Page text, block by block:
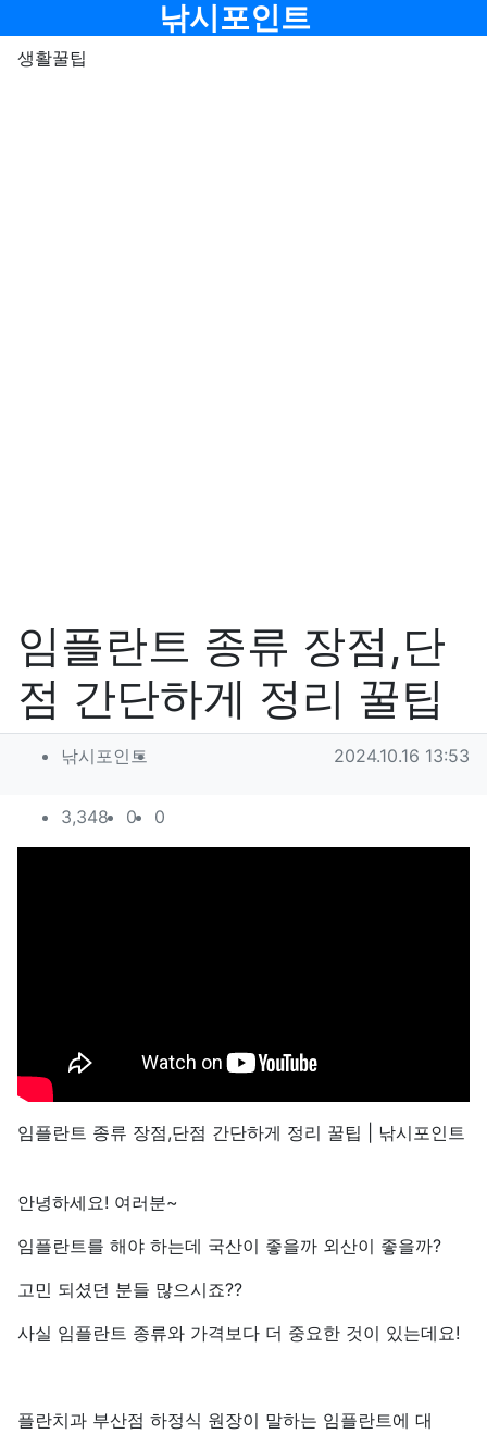
낚시포인트
생활꿀팁
임플란트 종류 장점,단
점 간단하게 정리 꿀팁
작성자 정보
낚시포인트 작성일
2024.10.16 13:53
컨텐츠 정보
3,348조회
0추천
0
임플란트 종류 장점,단점 간단하게 정리 꿀팁 | 낚시포인트
안녕하세요! 여러분~
임플란트를 해야 하는데 국산이 좋을까 외산이 좋을까?
고민 되셨던 분들 많으시죠??
사실 임플란트 종류와 가격보다 더 중요한 것이 있는데요!
플란치과 부산점 하정식 원장이 말하는 임플란트에 대